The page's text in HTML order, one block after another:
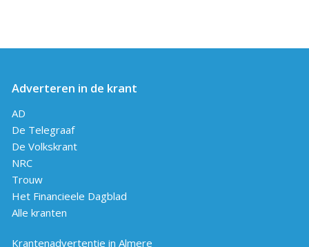
Adverteren in de krant
AD
De Telegraaf
De Volkskrant
NRC
Trouw
Het Financieele Dagblad
Alle kranten
Krantenadvertentie in Almere